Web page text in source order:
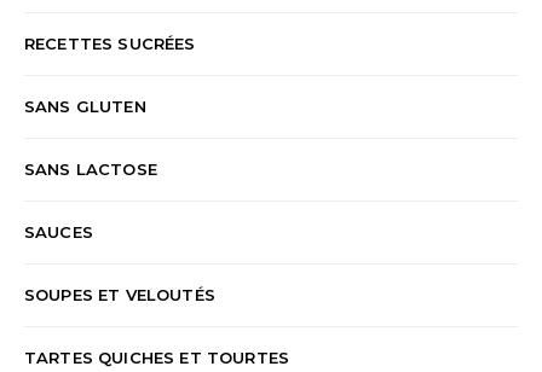
RECETTES SUCRÉES
SANS GLUTEN
SANS LACTOSE
SAUCES
SOUPES ET VELOUTÉS
TARTES QUICHES ET TOURTES